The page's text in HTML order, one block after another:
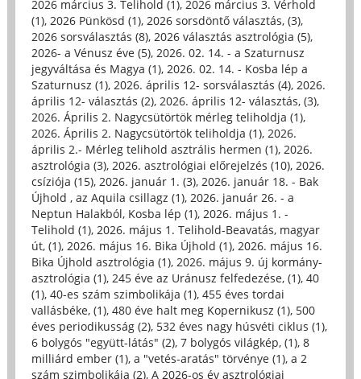
2026 március 3. Telihold (1), 2026 március 3. Vérhold
(1), 2026 Pünkösd (1), 2026 sorsdöntő választás, (3),
2026 sorsválasztás (8), 2026 választás asztrológia (5),
2026- a Vénusz éve (5), 2026. 02. 14. - a Szaturnusz
jegyváltása és Magya (1), 2026. 02. 14. - Kosba lép a
Szaturnusz (1), 2026. április 12- sorsválasztás (4), 2026.
április 12- választás (2), 2026. április 12- választás, (3),
2026. Április 2. Nagycsütörtök mérleg teliholdja (1),
2026. Április 2. Nagycsütörtök teliholdja (1), 2026.
április 2.- Mérleg telihold asztrális hermen (1), 2026.
asztrológia (3), 2026. asztrológiai előrejelzés (10), 2026.
csíziója (15), 2026. január 1. (3), 2026. január 18. - Bak
Újhold , az Aquila csillagz (1), 2026. január 26. - a
Neptun Halakból, Kosba lép (1), 2026. május 1. -
Telihold (1), 2026. május 1. Telihold-Beavatás, magyar
út, (1), 2026. május 16. Bika Újhold (1), 2026. május 16.
Bika Újhold asztrológia (1), 2026. május 9. új kormány-
asztrológia (1), 245 éve az Uránusz felfedezése, (1), 40
(1), 40-es szám szimbolikája (1), 455 éves tordai
vallásbéke, (1), 480 éve halt meg Kopernikusz (1), 500
éves periodikusság (2), 532 éves nagy húsvéti ciklus (1),
6 bolygós "együtt-látás" (2), 7 bolygós világkép, (1), 8
milliárd ember (1), a "vetés-aratás" törvénye (1), a 2
szám szimbolikája (2), A 2026-os év asztrológiai